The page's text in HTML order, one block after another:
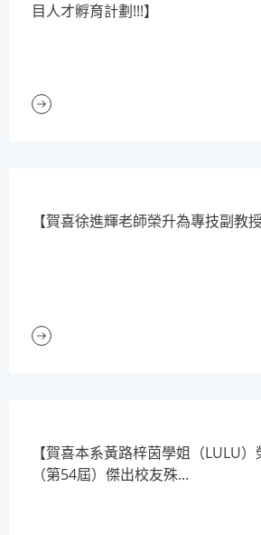
目人才孵育計劃!!!】
【賀喜徐進輝老師榮升為專技副教授
【賀喜本系黃路梓茵學姐（LULU
（第54屆）傑出校友殊...